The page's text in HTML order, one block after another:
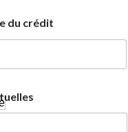
du crédit